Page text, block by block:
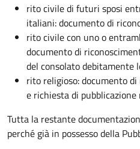
rito civile di futuri sposi
italiani: documento di
rito civile con uno o
documento di
del consolato debitamente
rito religioso: documento
e richiesta di
Tutta la restante
perché già in possesso della